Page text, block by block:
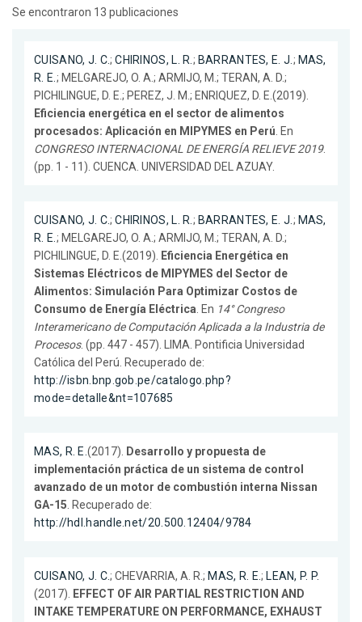
Se encontraron 13 publicaciones
CUISANO, J. C.;CHIRINOS, L. R.; BARRANTES, E. J.; MAS,
R. E.; MELGAREJO, O. A.; ARMIJO, M.; TERAN, A. D.;
PICHILINGUE, D. E.; PEREZ, J. M.; ENRIQUEZ, D. E.(2019).
Eficiencia energética en el sector de alimentos
procesados: Aplicación en MIPYMES en Perú. En
CONGRESO INTERNACIONAL DE ENERGÍA RELIEVE 2019.
(pp. 1 - 11). CUENCA. UNIVERSIDAD DEL AZUAY.
CUISANO, J. C.;CHIRINOS, L. R.; BARRANTES, E. J.; MAS,
R. E.; MELGAREJO, O. A.; ARMIJO, M.; TERAN, A. D.;
PICHILINGUE, D. E.(2019). Eficiencia Energética en
Sistemas Eléctricos de MIPYMES del Sector de
Alimentos: Simulación Para Optimizar Costos de
Consumo de Energía Eléctrica. En 14° Congreso
Interamericano de Computación Aplicada a la Industria de
Procesos. (pp. 447 - 457). LIMA. Pontificia Universidad
Católica del Perú. Recuperado de:
http://isbn.bnp.gob.pe/catalogo.php?
mode=detalle&nt=107685
MAS, R. E.(2017). Desarrollo y propuesta de
implementación práctica de un sistema de control
avanzado de un motor de combustión interna Nissan
GA-15. Recuperado de:
http://hdl.handle.net/20.500.12404/9784
CUISANO, J. C.; CHEVARRIA, A. R.; MAS, R. E.; LEAN, P. P.
(2017). EFFECT OF AIR PARTIAL RESTRICTION AND
INTAKE TEMPERATURE ON PERFORMANCE, EXHAUST